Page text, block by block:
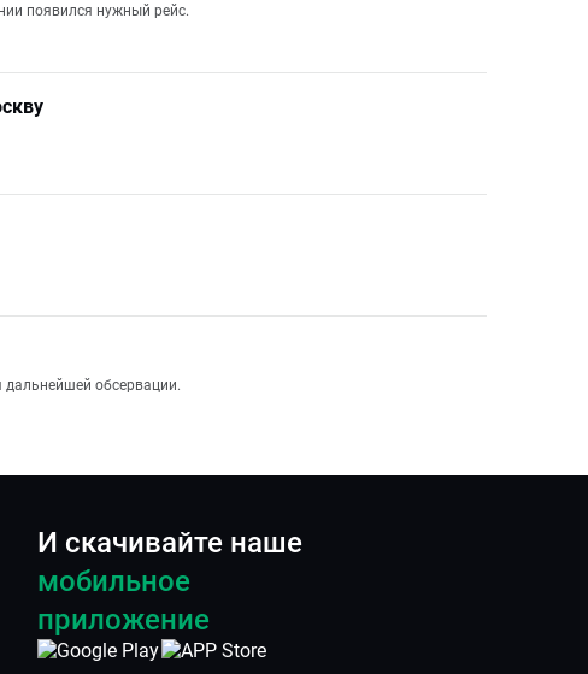
появился нужный рейс.
дальнейшей обсервации.
И скачивайте наше
мобильное
приложение